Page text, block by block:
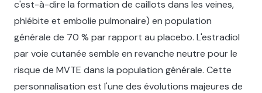
c'est-à-dire la formation de caillots dans les veines,
phlébite et embolie pulmonaire) en population
générale de 70 % par rapport au placebo. L'estradiol
par voie cutanée semble en revanche neutre pour le
risque de MVTE dans la population générale. Cette
personnalisation est l'une des évolutions majeures de